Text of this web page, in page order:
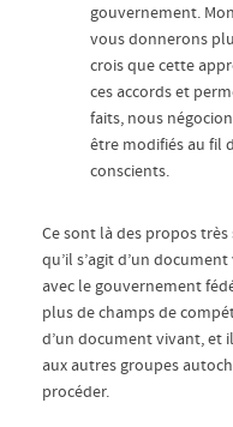
gouvernement.
vous donnerons
crois que cette
ces accords et
faits, nous
être modifiés au fil
conscients.
Ce sont là des propos très
qu’il s’agit d’un
avec le gouvernement
plus de champs de
d’un document vivant, et
aux autres groupes
procéder.